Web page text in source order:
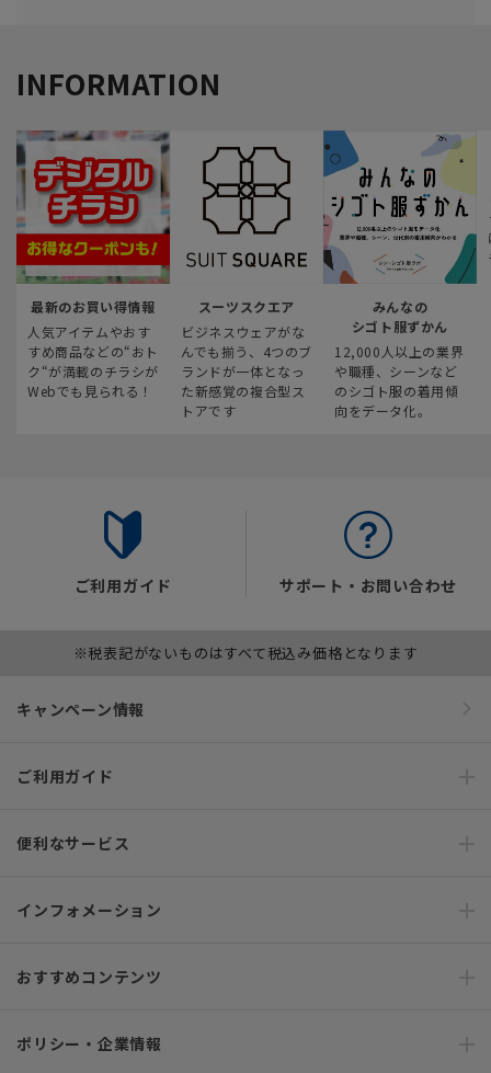
INFORMATION
最新のお買い得情報
人気アイテムやおす
すめ商品などの“おト
ク“が満載のチラシが
Webでも見られる！
スーツスクエア
ビジネスウェアがな
んでも揃う、4つのブ
ランドが一体となっ
た新感覚の複合型ス
トアです
みんなの
シゴト服ずかん
12,000人以上の業界
や職種、シーンなど
のシゴト服の着用傾
向をデータ化。
ご利用ガイド サポート・お問い合わせ
※税表記がないものはすべて税込み価格となります
キャンペーン情報
ご利用ガイド
便利なサービス
インフォメーション
おすすめコンテンツ
ポリシー・企業情報